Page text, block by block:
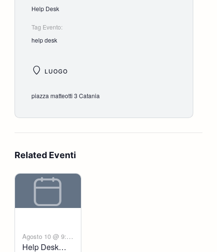
Help Desk
Tag Evento:
help desk
LUOGO
piazza matteotti 3 Catania
Related Eventi
Agosto 10 @ 9:00
am - 6:00 pm
Help Desk